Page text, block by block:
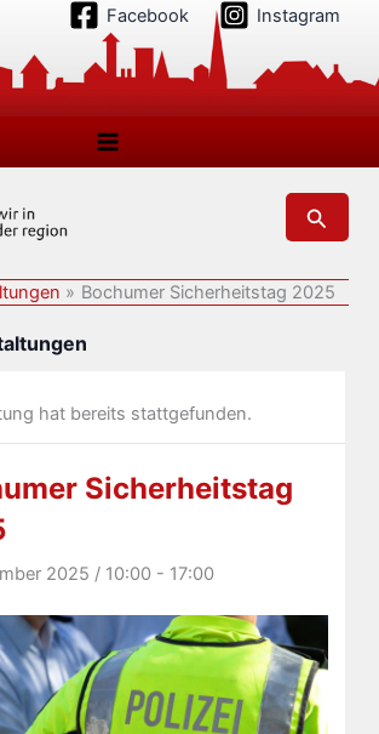
Facebook Instagram
Suchen
Bochumer Sicherheitstag 2025
hat bereits stattgefunden.
Sicherheitstag
2025 / 10:00- 17:00